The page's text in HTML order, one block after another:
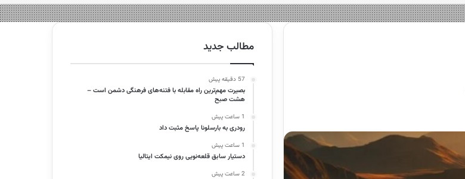
مطالب جدید
57 دقیقه پیش
بصیرت مهم‌ترین راه مقابله با فتنه‌های فرهنگی دشمن است –
هشت صبح
1 ساعت پیش
رودری به بارسلونا پاسخ مثبت داد
1 ساعت پیش
دستیار سابق قلعه‌نویی روی نیمکت ایتالیا
2 ساعت پیش